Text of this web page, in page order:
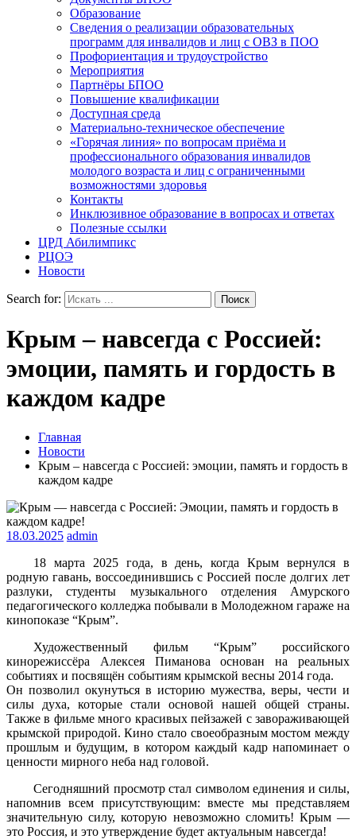
Образование
Сведения о реализации образовательных
программ для инвалидов и лиц с ОВЗ в ПОО
Профориентация и трудоустройство
Мероприятия
Партнёры БПОО
Повышение квалификации
Доступная среда
Материально-техническое обеспечение
«Горячая линия» по вопросам приёма и
профессионального образования инвалидов
молодого возраста и лиц с ограниченными
возможностями здоровья
Контакты
Инклюзивное образование в вопросах и ответах
Полезные ссылки
ЦРД Абилимпикс
РЦОЭ
Новости
Search for:
Крым – навсегда с Россией:
эмоции, память и гордость в
каждом кадре
Главная
Новости
Крым – навсегда с Россией: эмоции, память и гордость в
каждом кадре
18.03.2025 admin
18 марта 2025 года, в день, когда Крым вернулся в
родную гавань, воссоединившись с Россией после долгих лет
разлуки, студенты музыкального отделения Амурского
педагогического колледжа побывали в Молодежном гараже на
кинопоказе “Крым”.
Художественный фильм “Крым” российского
кинорежиссёра Алексея Пиманова основан на реальных
событиях и посвящён событиям крымской весны 2014 года.
Он позволил окунуться в историю мужества, веры, чести и
силы духа, которые стали основой нашей общей страны.
Также в фильме много красивых пейзажей с завораживающей
крымской природой. Кино стало своеобразным мостом между
прошлым и будущим, в котором каждый кадр напоминает о
ценности мирного неба над головой.
Сегодняшний просмотр стал символом единения и силы,
напомнив всем присутствующим: вместе мы представляем
значительную силу, которую невозможно сломить! Крым —
это Россия, и это утверждение будет актуальным навсегда!